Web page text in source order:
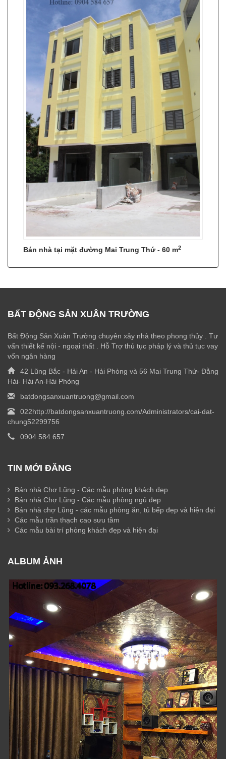
Bán nhà tại mặt đường Mai Trung Thứ - 60 m2
BẤT ĐỘNG SẢN XUÂN TRƯỜNG
Bất Động Sản Xuân Trường chuyên xây nhà theo phong thủy . Tư
vấn thiết kế nội - ngoại thất . Hỗ Trợ thủ tục pháp lý và thủ tục vay
vốn ngân hàng
42 Lũng Bắc - Hải An - Hải Phòng và 56 Mai Trung Thứ- Đằng
Hải- Hải An-Hải Phòng
batdongsanxuantruong@gmail.com
022http://batdongsanxuantruong.com/Administrators/cai-dat-
chung52299756
0904 584 657
TIN MỚI ĐĂNG
Bán nhà Chợ Lũng - Các mẫu phòng khách đẹp
Bán nhà Chợ Lũng - Các mẫu phòng ngủ đẹp
Bán nhà chợ Lũng - các mẫu phòng ăn, tủ bếp đẹp và hiện đại
Các mẫu trần thạch cao sưu tầm
Các mẫu bài trí phòng khách đẹp và hiện đại
ALBUM ẢNH